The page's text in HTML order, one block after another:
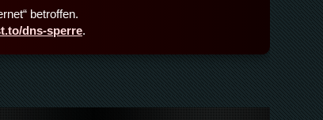
betroffen.
dns-sperre.